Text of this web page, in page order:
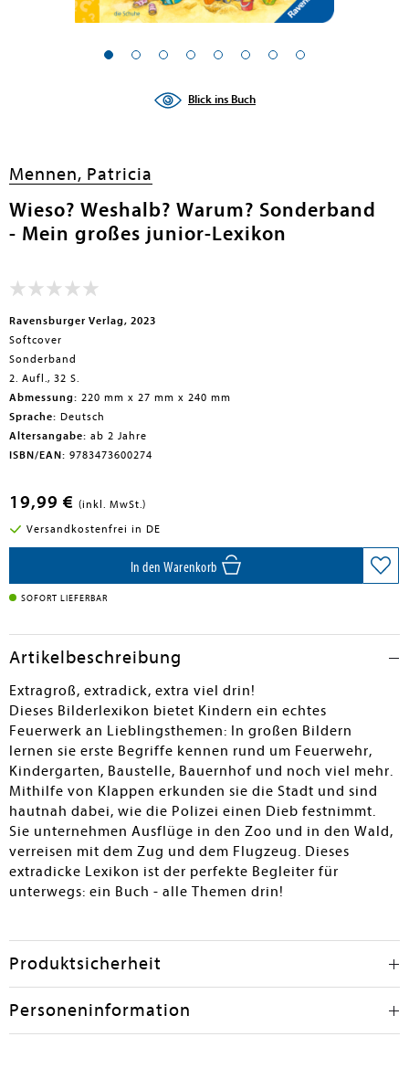
Blick ins Buch
Mennen, Patricia
Wieso? Weshalb? Warum? Sonderband
- Mein großes junior-Lexikon
Ravensburger Verlag, 2023
Softcover
Sonderband
2. Aufl., 32 S.
Abmessung: 220 mm x 27 mm x 240 mm
Sprache: Deutsch
Altersangabe: ab 2 Jahre
ISBN/EAN: 9783473600274
19,99 € (inkl. MwSt.)
Versandkostenfrei in DE
In den Warenkorb
SOFORT LIEFERBAR
Artikelbeschreibung
Extragroß, extradick, extra viel drin!
Dieses Bilderlexikon bietet Kindern ein echtes
Feuerwerk an Lieblingsthemen: In großen Bildern
lernen sie erste Begriffe kennen rund um Feuerwehr,
Kindergarten, Baustelle, Bauernhof und noch viel mehr.
Mithilfe von Klappen erkunden sie die Stadt und sind
hautnah dabei, wie die Polizei einen Dieb festnimmt.
Sie unternehmen Ausflüge in den Zoo und in den Wald,
verreisen mit dem Zug und dem Flugzeug. Dieses
extradicke Lexikon ist der perfekte Begleiter für
unterwegs: ein Buch - alle Themen drin!
Produktsicherheit
Personeninformation